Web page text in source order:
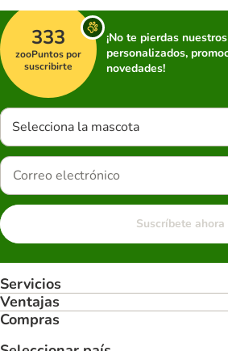
333
zooPuntos por
suscribirte
¡No te pierdas
personalizados,
novedades!
Selecciona la mascota
Suscríbete ahora
Servicios
Ventajas
Compras